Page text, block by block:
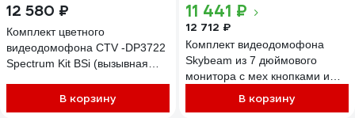
12 580 ₽
Комплект цветного
видеодомофона CTV -DP3722
Spectrum Kit BSi (вызывная
M3722 Spectrum) поддержка
формата Full HD, монитор с
В корзину
11 441 ₽
12 712 ₽
Комплект видеодомофона
Skybeam из 7 дюймового
монитора с мех кнопками и
(94705MA+94208-600TVL
В корзину